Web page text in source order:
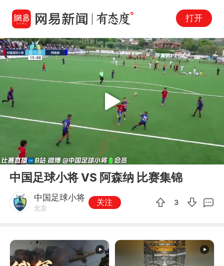
打开
00:00
Play
中国足球小将 VS 阿森纳 比赛集锦
中国足球小将
北京
关注 3